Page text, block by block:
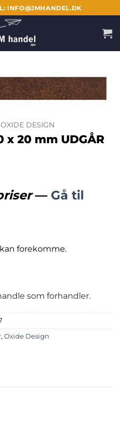
INFO@JMHANDEL.DK
OXIDE DESIGN
20 mm UDGÅR
— Gå til
forekomme.
som forhandler.
, Oxide Design